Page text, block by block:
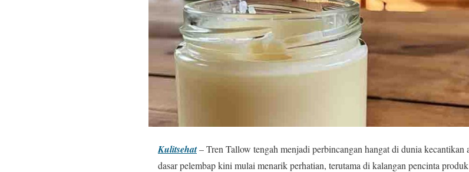
Kulitsehat– Tren Tallow tengah menjadi perbincangan hangat di dunia kecantikan
dasar pelembap kini mulai menarik perhatian, terutama di kalangan pencinta